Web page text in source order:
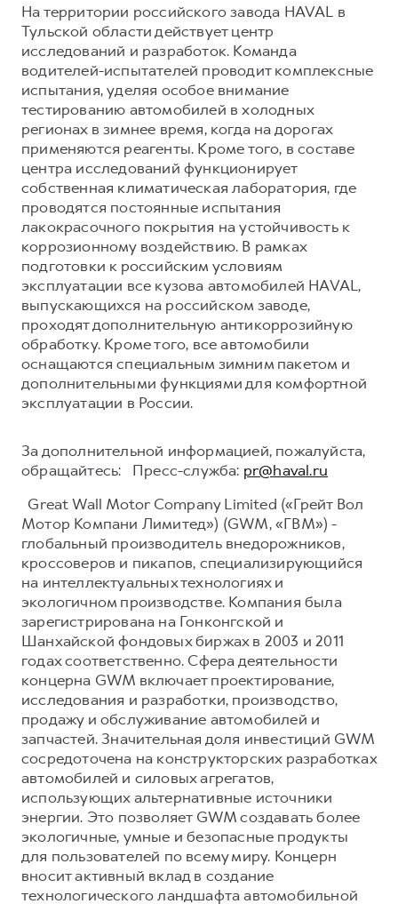
На территории российского завода HAVAL в
Тульской области действует центр
исследований и разработок. Команда
водителей-испытателей проводит комплексные
испытания, уделяя особое внимание
тестированию автомобилей в холодных
регионах в зимнее время, когда на дорогах
применяются реагенты. Кроме того, в составе
центра исследований функционирует
собственная климатическая лаборатория, где
проводятся постоянные испытания
лакокрасочного покрытия на устойчивость к
коррозионному воздействию. В рамках
подготовки к российским условиям
эксплуатации все кузова автомобилей HAVAL,
выпускающихся на российском заводе,
проходят дополнительную антикоррозийную
обработку. Кроме того, все автомобили
оснащаются специальным зимним пакетом и
дополнительными функциями для комфортной
эксплуатации в России.
За дополнительной информацией, пожалуйста,
обращайтесь: Пресс-служба: pr@haval.ru
Great Wall Motor Company Limited («Грейт Вол
Мотор Компани Лимитед») (GWM, «ГВМ») -
глобальный производитель внедорожников,
кроссоверов и пикапов, специализирующийся
на интеллектуальных технологиях и
экологичном производстве. Компания была
зарегистрирована на Гонконгской и
Шанхайской фондовых биржах в 2003 и 2011
годах соответственно. Сфера деятельности
концерна GWM включает проектирование,
исследования и разработки, производство,
продажу и обслуживание автомобилей и
запчастей. Значительная доля инвестиций GWM
сосредоточена на конструкторских разработках
автомобилей и силовых агрегатов,
использующих альтернативные источники
энергии. Это позволяет GWM создавать более
экологичные, умные и безопасные продукты
для пользователей по всему миру. Концерн
вносит активный вклад в создание
технологического ландшафта автомобильной